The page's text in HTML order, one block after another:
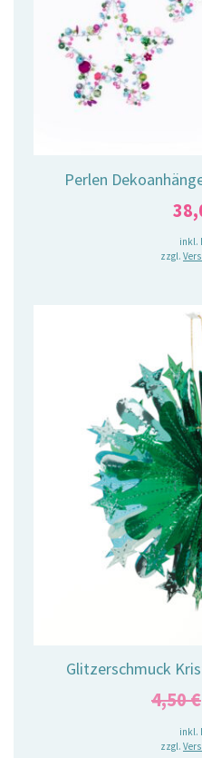
Perlen
inkl.
zzgl.
Glitzerschmuck
4,50€
inkl.
zzgl.